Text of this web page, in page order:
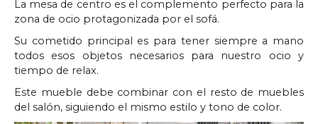
La mesa de centro es el complemento perfecto para la
zona de ocio protagonizada por el sofá.
Su cometido principal es para tener siempre a mano
todos esos objetos necesarios para nuestro ocio y
tiempo de relax.
Este mueble debe combinar con el resto de muebles
del salón, siguiendo el mismo estilo y tono de color.